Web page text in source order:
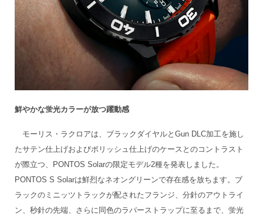
鮮やかな蛍光カラーが放つ躍動感
モーリス・ラクロアは、ブラックダイヤルとGun DLC加工を施し
たサテン仕上げおよびポリッシュ仕上げのケースとのコントラスト
が際立つ、PONTOS Solarの限定モデル2種を発表しました。
PONTOS S Solarは鮮烈なネオングリーンで存在感を放ちます。ブ
ラックのミニッツトラックが配されたフランジ、分針のアウトライ
ン、秒針の先端、さらに同色のラバーストラップに至るまで、蛍光